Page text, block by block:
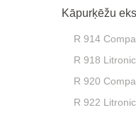
Kāpurķēžu
R 914
R 918 Litronic
R 920
R 922 Litronic